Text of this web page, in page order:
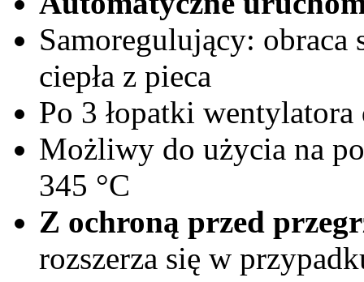
Samoregulujący:
ciepła z pieca
Po 3 łopatki wentylatora
Możliwy do użycia na
345 °C
Z ochroną przed
rozszerza się w